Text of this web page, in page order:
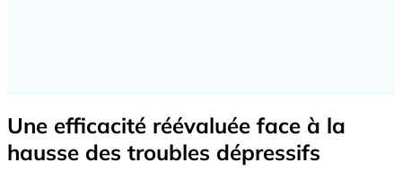
Une efficacité réévaluée face à la
hausse des troubles dépressifs